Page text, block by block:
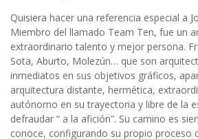
Quisiera hacer una referencia especial a
Miembro del llamado Team Ten, fue un
extraordinario talento y mejor persona.
Sota, Aburto, Molezún… que son
inmediatos en sus objetivos gráficos,
arquitectura distante, hermética,
autónomo en su trayectoria y libre de la
defraudar “ a la afición”. Su camino es
conoce, configurando su propio proceso